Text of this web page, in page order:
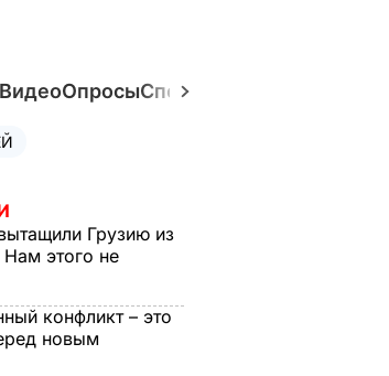
ВидеоОпросыСпецпроекты
Грузию из
этого не
конфликт – это
новым